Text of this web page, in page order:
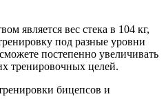
является вес стека в 104 кг,
под разные уровни
постепенно увеличивать
тренировочных целей.
бицепсов и